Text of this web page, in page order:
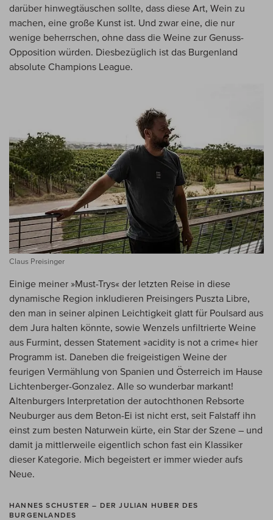
darüber hinwegtäuschen sollte, dass diese Art, Wein zu
machen, eine große Kunst ist. Und zwar eine, die nur
wenige beherrschen, ohne dass die Weine zur Genuss-
Opposition würden. Diesbezüglich ist das Burgenland
absolute Champions League.
Claus Preisinger
Einige meiner »Must-Trys« der letzten Reise in diese
dynamische Region inkludieren Preisingers Puszta Libre,
den man in seiner alpinen Leichtigkeit glatt für Poulsard aus
dem Jura halten könnte, sowie Wenzels unfiltrierte Weine
aus Furmint, dessen Statement »acidity is not a crime« hier
Programm ist. Daneben die freigeistigen Weine der
feurigen Vermählung von Spanien und Österreich im Hause
Lichtenberger-Gonzalez. Alle so wunderbar markant!
Altenburgers Interpretation der autochthonen Rebsorte
Neuburger aus dem Beton-Ei ist nicht erst, seit Falstaff ihn
einst zum besten Naturwein kürte, ein Star der Szene – und
damit ja mittlerweile eigentlich schon fast ein Klassiker
dieser Kategorie. Mich begeistert er immer wieder aufs
Neue.
HANNES SCHUSTER – DER JULIAN HUBER DES
BURGENLANDES